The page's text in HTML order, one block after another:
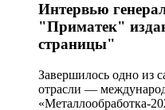
Интервью
"Приматек"
страницы"
Завершилось одно из
отрасли —
«Металлообработка-